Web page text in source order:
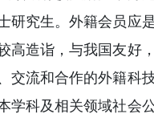
研究生。外籍会员应
高造诣，与我国友好
交流和合作的外籍科技
学科及相关领域社会